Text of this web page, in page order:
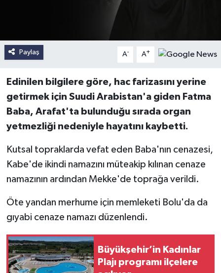
Paylaş A- A+
Edinilen bilgilere göre, hac farizasını yerine
getirmek için Suudi Arabistan'a giden Fatma
Baba, Arafat'ta bulunduğu sırada organ
yetmezliği nedeniyle hayatını kaybetti.
Kutsal topraklarda vefat eden Baba'nın cenazesi,
Kabe'de ikindi namazını müteakip kılınan cenaze
namazının ardından Mekke'de toprağa verildi.
Öte yandan merhume için memleketi Bolu'da da
gıyabi cenaze namazı düzenlendi.
Büyükşehir’in Kadınlar
Plajı programı ilçelere